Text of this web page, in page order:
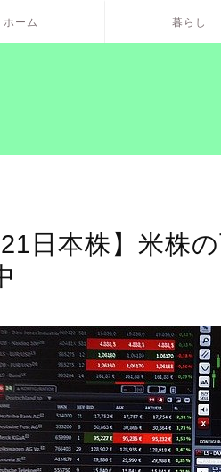
ホーム 暮らし
21日本株】米株